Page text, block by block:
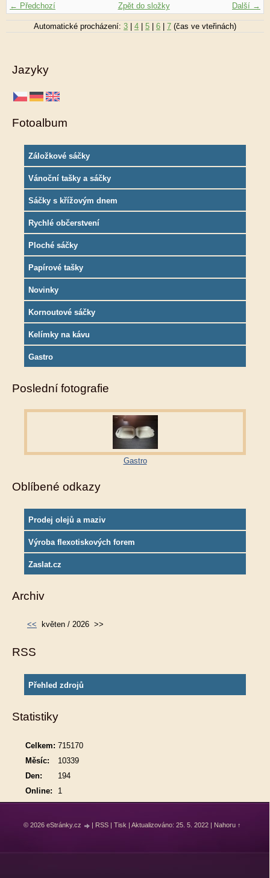
← Předchozí Další →
Zpět do složky
Automatické procházení: 3 4 5 6 7 (čas ve vteřinách)
Jazyky
Fotoalbum
Záložkové sáčky
Vánoční tašky a sáčky
Sáčky s křížovým dnem
Rychlé občerstvení
Ploché sáčky
Papírové tašky
Novinky
Kornoutové sáčky
Kelímky na kávu
Gastro
Poslední fotografie
Gastro
Oblíbené odkazy
Prodej olejů a maziv
Výroba flexotiskových forem
Zaslat.cz
Archiv
<< květen / 2026 >>
RSS
Přehled zdrojů
Statistiky
Online: 1
Celkem: 715170
Měsíc:
10339
Den:
194
© 2026 eStránky.cz | RSS | Tisk | Aktualizováno: 25. 5. 2022 | Nahoru ↑